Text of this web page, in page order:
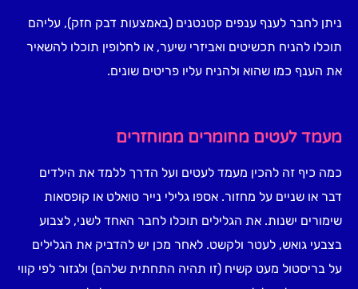
ניתן לחבר לענף ענפים קטנטנים (באמצעות דבק חזק), עליהם
תוכלו להניח תכשיטים ואביזרי שיער, או לחלופין תוכלו להשאיר
את הענף כמו שהוא ולהניח עליו פריטים שונים.
מעמד לעטים מחומרים ממוחזרים
כמה כיף זה להכין מעמד לעטים ועל הדרך ללמד את הילדים
דבר או שניים על מחזור. אספו גלילי נייר טואלט או קופסאות
שימורים ישנות. את הגלילים תוכלו לחבר האחד לשני, לצבוע
בצבעי גואש, לעטר ולקשט. לאחר מכן יש להדביק את הגלילים
על בריסטול מעט קשיח (זו תהיה התחתית שלהם) ולגזור לפי קווי